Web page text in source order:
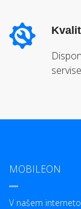
MOBILEON
V našem